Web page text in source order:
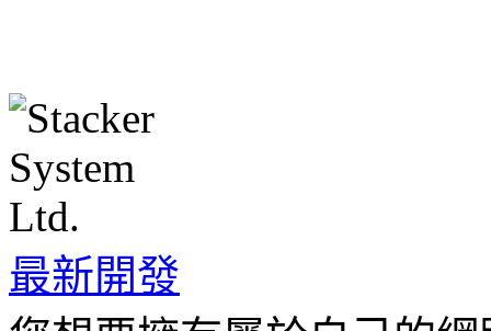
最新開發